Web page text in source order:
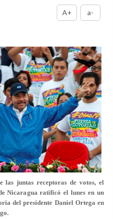
A+ a-
las juntas receptoras de votos, el
Nicaragua ratificó el lunes en un
del presidente Daniel Ortega en